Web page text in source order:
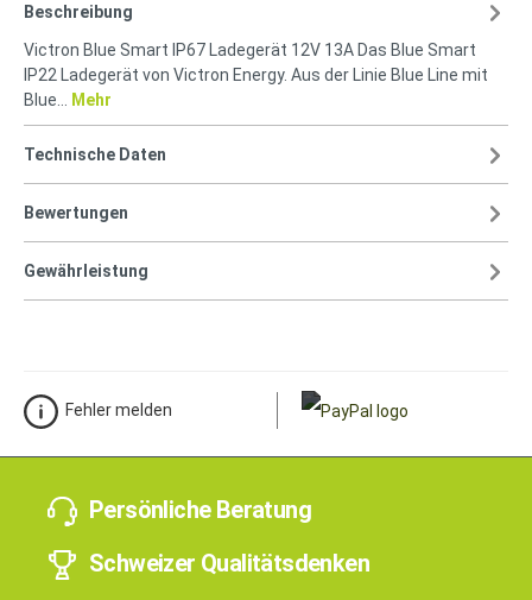
Beschreibung
Victron Blue Smart IP67 Ladegerät 12V 13A Das Blue Smart
IP22 Ladegerät von Victron Energy. Aus der Linie Blue Line mit
Blue…
Mehr
Technische Daten
Bewertungen
Gewährleistung
Fehler melden
Persönliche Beratung
Schweizer Qualitätsdenken